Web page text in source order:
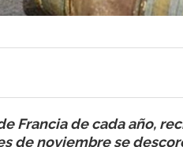
Francia de cada año,
de noviembre se